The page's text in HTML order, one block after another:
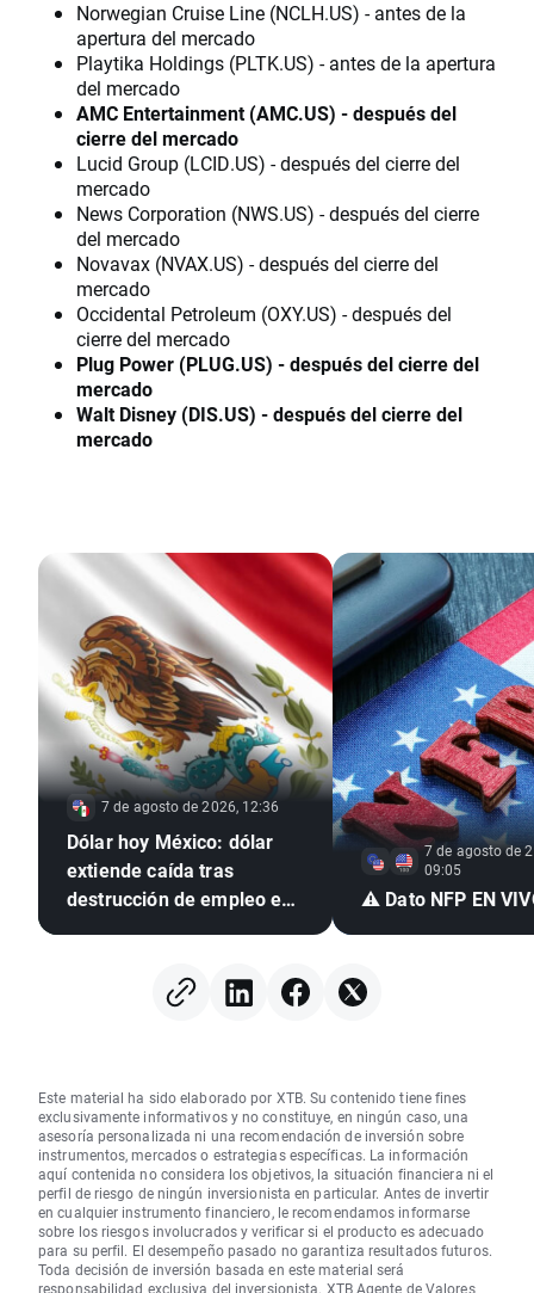
Norwegian Cruise Line (NCLH.US) - antes de la
apertura del mercado
Playtika Holdings (PLTK.US) - antes de la apertura
del mercado
AMC Entertainment (AMC.US) - después del
cierre del mercado
Lucid Group (LCID.US) - después del cierre del
mercado
News Corporation (NWS.US) - después del cierre
del mercado
Novavax (NVAX.US) - después del cierre del
mercado
Occidental Petroleum (OXY.US) - después del
cierre del mercado
Plug Power (PLUG.US) - después del cierre del
mercado
Walt Disney (DIS.US) - después del cierre del
mercado
7 de agosto de 2026, 12:36
Dólar hoy México: dólar
extiende caída tras
destrucción de empleo en
7 de agosto de
09:05
⚠️ Dato NFP EN
Este material ha sido elaborado por XTB. Su contenido tiene fines
exclusivamente informativos y no constituye, en ningún caso, una
asesoría personalizada ni una recomendación de inversión sobre
instrumentos, mercados o estrategias específicas. La información
aquí contenida no considera los objetivos, la situación financiera ni el
perfil de riesgo de ningún inversionista en particular. Antes de invertir
en cualquier instrumento financiero, le recomendamos informarse
sobre los riesgos involucrados y verificar si el producto es adecuado
para su perfil. El desempeño pasado no garantiza resultados futuros.
Toda decisión de inversión basada en este material será
responsabilidad exclusiva del inversionista. XTB Agente de Valores